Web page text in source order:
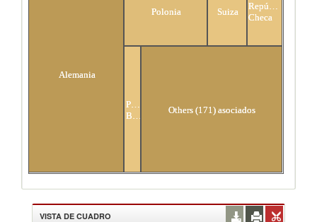
Alemania
Polonia Suiza
República
Checa
Países
Others (171) asociados
VISTA DE CUADRO